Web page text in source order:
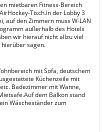
mietbaren Fitness-Bereich
Tisch.In der Lobby 3
auf den Zimmern muss W-LAN
außerhalb des Hotels
wir hierauf nicht allzu viel
sagen.
mit Sofa, deutschem
Küchenzeile mit
Badezimmer mit Wanne,
dem Balkon stand
Wäscheständer zum